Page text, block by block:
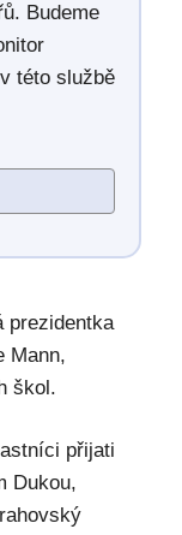
Budeme
této službě
prezidentka
Mann,
škol.
přijati
Dukou,